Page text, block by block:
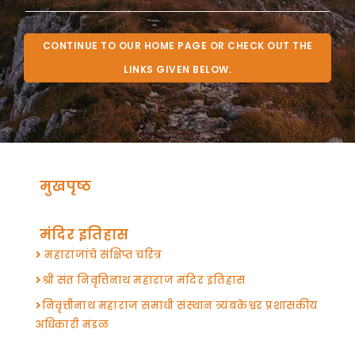
CONTINUE TO OUR HOME PAGE OR CHECK OUT THE
LINKS GIVEN BELOW.
मुखपृष्ठ
मंदिर इतिहास
महाराजांचे संक्षिप्त चरित्र
श्री संत निवृत्तिनाथ महाराज मंदिर इतिहास
निवृत्तीनाथ महाराज समाधी संस्थान त्र्यंबकेश्वर प्रशासकीय
अधिकारी मंडळ